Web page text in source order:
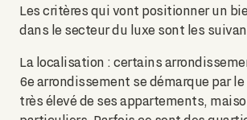
Les critères qui vont positionner un
dans le secteur du luxe sont les
La localisation : certains
6e arrondissement se démarque par
très élevé de ses appartements,